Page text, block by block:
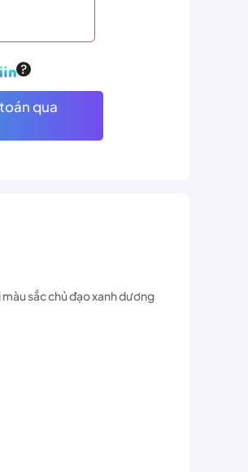
qua
sắc chủ đạo xanh dương